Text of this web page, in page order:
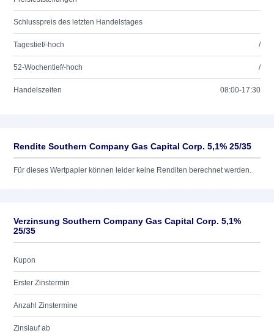
Schlusspreis des letzten Handelstages
Tagestief/-hoch /
52-Wochentief/-hoch /
Handelszeiten 08:00-17:30
Rendite Southern Company Gas Capital Corp. 5,1% 25/35
Für dieses Wertpapier können leider keine Renditen berechnet werden.
Verzinsung Southern Company Gas Capital Corp. 5,1%
25/35
Kupon
Erster Zinstermin
Anzahl Zinstermine
Zinslauf ab